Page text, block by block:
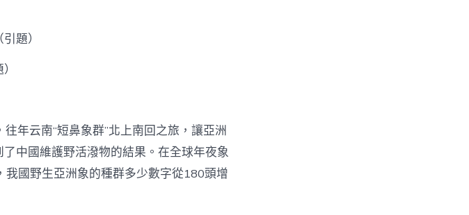
納
人
潑
題）
年云南“短鼻象群”北上南回之旅，讓亞洲
中國維護野活潑物的結果。在全球年夜象
國野生亞洲象的種群多少數字從180頭增